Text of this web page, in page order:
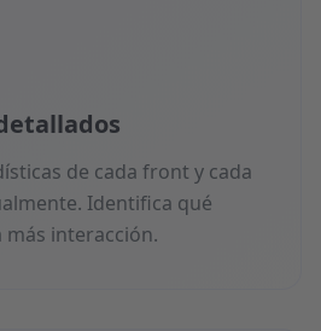
de cada front y cada
Identifica qué
interacción.